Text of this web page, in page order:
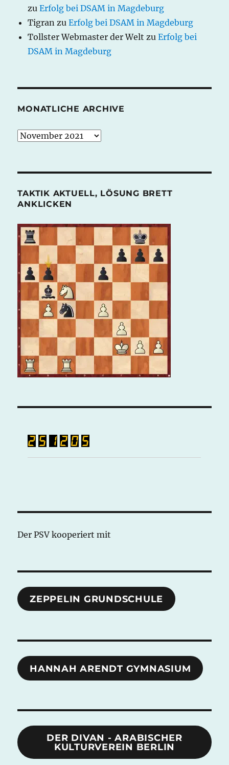
zuErfolg bei DSAM in Magdeburg
Tigran zuErfolg bei DSAM in Magdeburg
Tollster Webmaster der Welt zuErfolg bei
DSAM in Magdeburg
MONATLICHE ARCHIVE
monatliche
TAKTIK AKTUELL, LÖSUNG BRETT
ANKLICKEN
Der PSV kooperiert mit
ZEPPELIN GRUNDSCHULE
HANNAH ARENDT GYMNASIUM
DER DIVAN - ARABISCHER
KULTURVEREIN BERLIN